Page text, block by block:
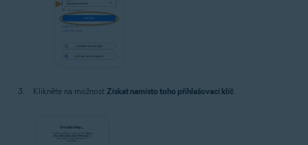
Klikněte na možnost Získat namísto toho přihlašovací klíč